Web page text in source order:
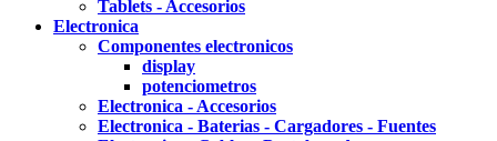
Tablets - Accesorios
Electronica
Componentes electronicos
display
potenciometros
Electronica - Accesorios
Electronica - Baterias - Cargadores - Fuentes